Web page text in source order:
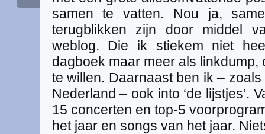
samen te vatten. Nou ja,
terugblikken zijn door middel
weblog. Die ik stiekem niet
dagboek maar meer als linkdump,
te willen. Daarnaast ben ik –
Nederland – ook into ‘de lijstjes’.
15 concerten en top-5
het jaar en songs van het jaar.